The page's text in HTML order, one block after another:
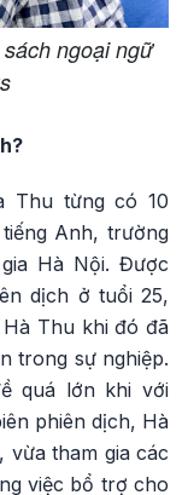
ngoại ngữ
Thu từng có 10
Anh, trường
Hà Nội. Được
dịch ở tuổi 25,
Thu khi đó đã
trong sự nghiệp.
quá lớn khi với
phiên dịch, Hà
vừa tham gia các
việc bổ trợ cho